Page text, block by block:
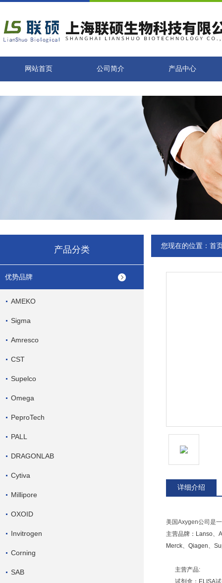
网站首页 公司简介 产品中心
产品分类
优势品牌
AMEKO
Sigma
Amresco
CST
Supelco
Omega
PeproTech
PALL
DRAGONLAB
Cytiva
Millipore
OXOID
Invitrogen
Corning
SAB
您现在的位置： 首
详细介绍
美国Axygen公司是
主营品牌： Lanso、
Merck、Qiagen、
主营产品:
试剂盒：ELISA试